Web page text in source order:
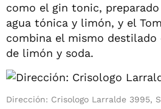
como el gin tonic,
agua tónica y limón, y el
combina el mismo destilado
de limón y soda.
Dirección: Crisologo Larralde 3995,